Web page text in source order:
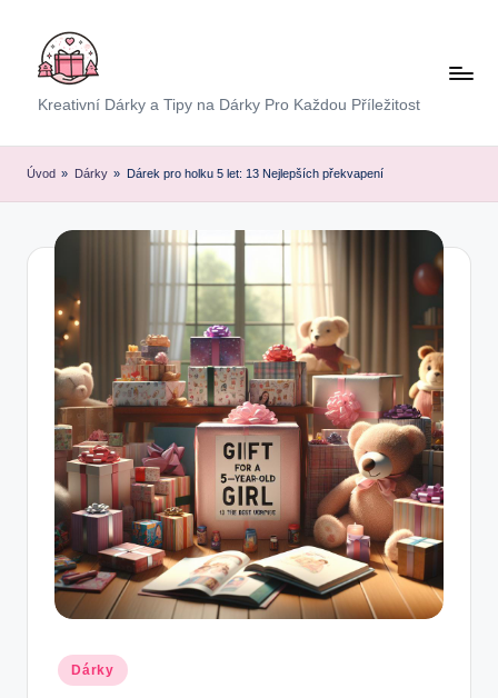
content
E
x
p
e
D
Kreativní Dárky a Tipy na Dárky Pro Každou Příležitost
Úvod » Dárky » Dárek pro holku 5 let: 13 Nejlepších překvapení
Posted
in
Dárky